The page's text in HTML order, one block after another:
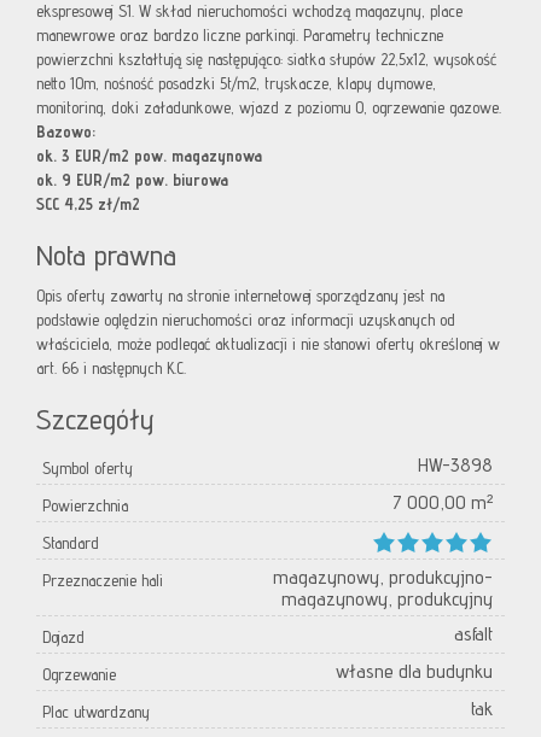
ekspresowej S1. W skład nieruchomości wchodzą magazyny, place
manewrowe oraz bardzo liczne parkingi. Parametry techniczne
powierzchni kształtują się następująco: siatka słupów 22,5x12, wysokość
netto 10m, nośność posadzki 5t/m2, tryskacze, klapy dymowe,
monitoring, doki załadunkowe, wjazd z poziomu 0, ogrzewanie gazowe.
Bazowo:
ok. 3 EUR/m2 pow. magazynowa
ok. 9 EUR/m2 pow. biurowa
SCC 4,25 zł/m2
Nota prawna
Opis oferty zawarty na stronie internetowej sporządzany jest na
podstawie oględzin nieruchomości oraz informacji uzyskanych od
właściciela, może podlegać aktualizacji i nie stanowi oferty określonej w
art. 66 i następnych K.C.
Szczegóły
Symbol oferty HW-3898
Powierzchnia 7 000,00 m²
Standard
Przeznaczenie hali
magazynowy, produkcyjno-
magazynowy, produkcyjny
Dojazd asfalt
Ogrzewanie własne dla budynku
Plac utwardzany tak